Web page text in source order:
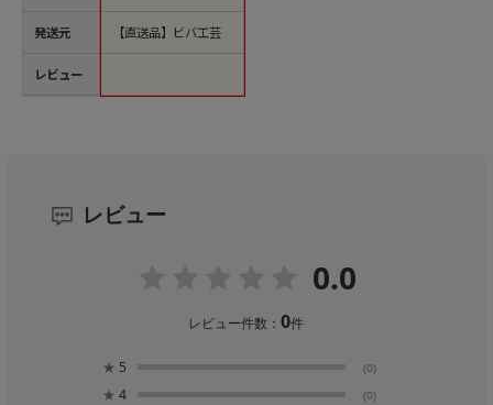
発送元
レビュー
【直送品】ビバ工芸
レビュー
0.0
レビュー件数：0件
★ 5 (0)
★ 4 (0)